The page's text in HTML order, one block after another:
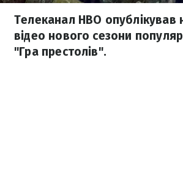
Телеканал НВО опублікував
відео нового сезони
"Гра престолів".